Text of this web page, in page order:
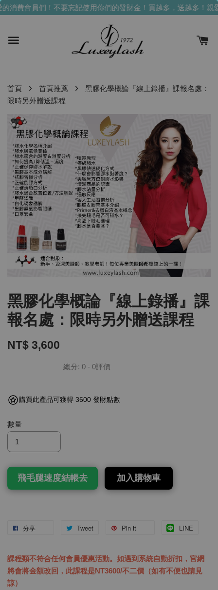
費會員們！不要忘記使用你們的發財金！買越多，送越多！親愛
首頁 › 首頁推薦 ›
黑膠化學概論『線上錄播』課報名處：
限時另外贈送課程
黑膠化學概論『線上錄播』課
報名處：限時另外贈送課程
NT$ 3,600
總分: 0 - 0評價
購買此產品可獲得 3600 發財點數
數量
飛毛腿速度結帳去 加入購物車
分享 Tweet Pin it LINE
課程類不符合任何會員優惠活動。如遇到系統自動折扣，官網
將會將金額改回，此課程是NT3600/不二價（如有不便也請見
諒）